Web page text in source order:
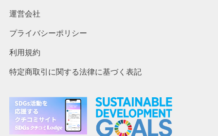
運営会社
プライバシーポリシー
利用規約
特定商取引に関する法律に基づく表記